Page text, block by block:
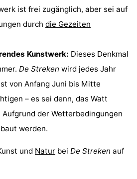
ist frei zugänglich, aber sei auf
durch die Gezeiten
Kunstwerk: Dieses Denkmal
De Streken wird jedes Jahr
von Anfang Juni bis Mitte
– es sei denn, das Watt
der Wetterbedingungen
werden.
und Natur bei De Streken auf